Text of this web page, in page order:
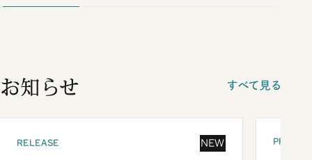
お知らせ すべて見る
RELEASE NEW